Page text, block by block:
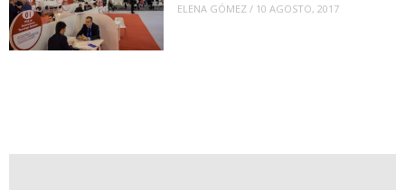
ELENA GÓMEZ / 10 AGOSTO, 2017